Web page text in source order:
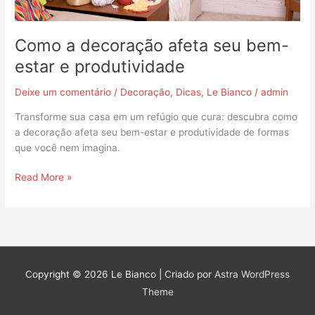
Como a decoração afeta seu bem-
estar e produtividade
Deixe um comentário / Decoração, Dicas, Le Bianco /admin
Transforme sua casa em um refúgio que cura: descubra como
a decoração afeta seu bem-estar e produtividade de formas
que você nem imagina.
Read More »
Copyright © 2026 Le Bianco | Criado por Astra WordPress
Theme